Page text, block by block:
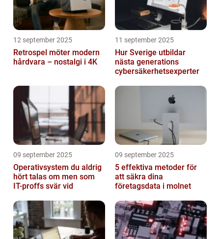
12 september 2025
Retrospel möter modern
hårdvara – nostalgi i 4K
11 september 2025
Hur Sverige utbildar
nästa generations
cybersäkerhetsexperter
09 september 2025
Operativsystem du aldrig
hört talas om men som
IT-proffs svär vid
09 september 2025
5 effektiva metoder för
att säkra dina
företagsdata i molnet